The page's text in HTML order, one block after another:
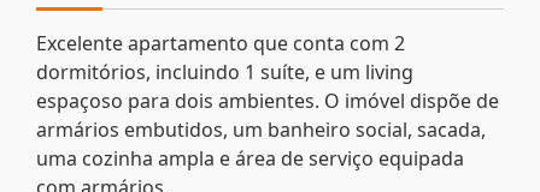
Excelente apartamento que conta com 2
dormitórios, incluindo 1 suíte, e um living
espaçoso para dois ambientes. O imóvel dispõe de
armários embutidos, um banheiro social, sacada,
uma cozinha ampla e área de serviço equipada